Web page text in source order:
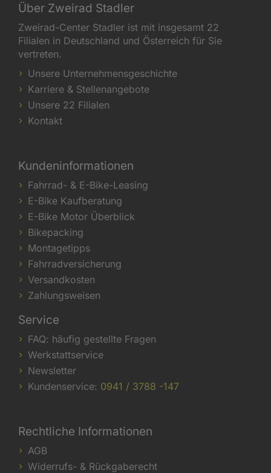
Über Zweirad Stadler
Zweirad-Center Stadler ist mit insgesamt 22
Filialen in Deutschland und Österreich für Sie
vertreten.
Unsere Unternehmensgeschichte
Karriere & Stellenangebote
Unsere 22 Filialen
Kontakt
Kundeninformationen
Fahrrad- & E-Bike-Leasing
E-Bike Kaufberatung
E-Bike Motor Überblick
Bikepacking
Montagetipps
Fahrradversicherung
Versandkosten
Zahlungsweisen
Service
FAQ: häufig gestellte Fragen
Werkstattservice
Newsletter
Kundenservice: 0941 / 3788 -147
Rechtliche Informationen
AGB
Widerrufs- & Rückgaberecht